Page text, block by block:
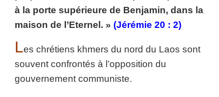
à la porte supérieure de Benjamin, dans la
maison de l’Eternel. » (Jérémie 20 : 2)
Les chrétiens khmers du nord du Laos sont
souvent confrontés à l’opposition du
gouvernement communiste.